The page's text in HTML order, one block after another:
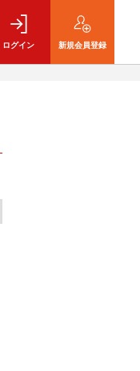
ログイン 新規会員登録